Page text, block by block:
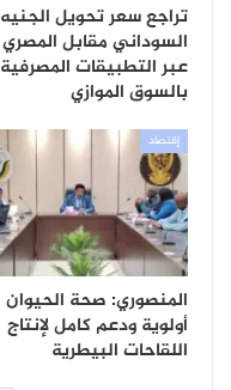
تراجع سعر تحويل الجنيه
السوداني مقابل المصري
عبر التطبيقات المصرفية
بالسوق الموازي
إقتصاد
المنصوري: صحة الحيوان
أولوية ودعم كامل لإنتاج
اللقاحات البيطرية